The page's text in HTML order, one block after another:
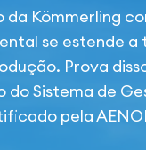
da Kömmerling
se estende a
Prova
do Sistema de
pela